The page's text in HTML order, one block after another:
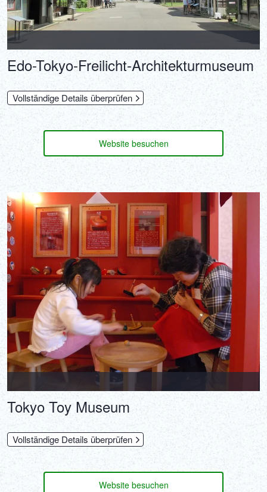
Edo-Tokyo-Freilicht-Architekturmuseum
Vollständige Details überprüfen
Website besuchen
Tokyo Toy Museum
Vollständige Details überprüfen
Website besuchen